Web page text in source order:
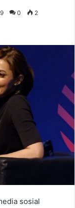
0 2
sosial